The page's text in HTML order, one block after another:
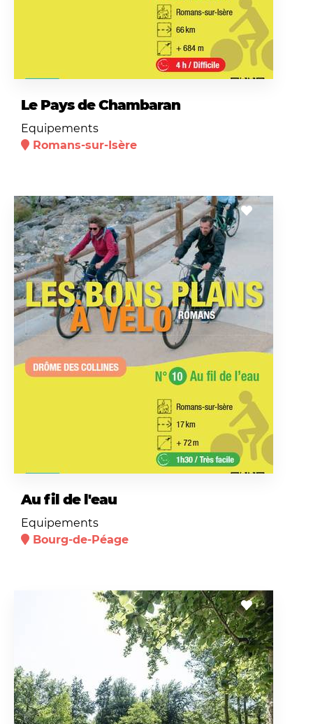
Le Pays de Chambaran
Equipements
Romans-sur-Isère
Au fil de l'eau
Equipements
Bourg-de-Péage